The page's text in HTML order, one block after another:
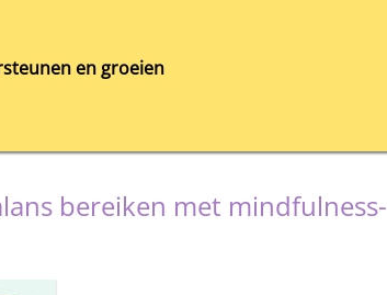
en groeien
bereiken met mindfulness-